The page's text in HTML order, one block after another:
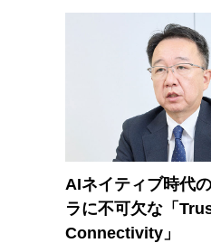
AIネイティブ時代
ラに不可欠な「
Connectivity」